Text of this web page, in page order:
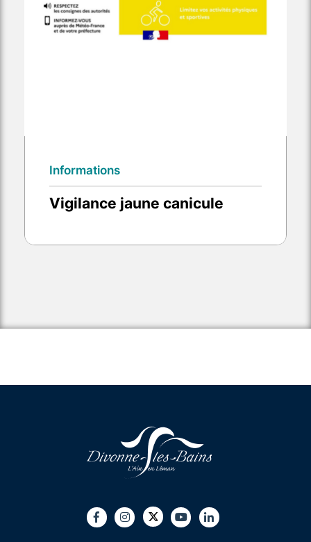
Informations
Vigilance jaune canicule
FacebookInstagram
TwitterYoutubeLinkedIn